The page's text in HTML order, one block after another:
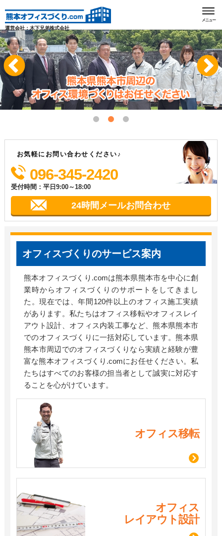
運営会社：木下兄弟株式会社
メニュー
お気軽にお問い合わせください♪
096-345-2420
受付時間：平日9:00～18:00
24時間メールお問合わせ
オフィスづくりのサービス案内
熊本オフィスづくり.comは熊本県熊本市を中心に創
業時からオフィスづくりのサポートをしてきまし
た。現在では、年間120件以上のオフィス施工実績
があります。私たちはオフィス移転やオフィスレイ
アウト設計、オフィス内装工事など、熊本県熊本市
でのオフィスづくりに一括対応しています。熊本県
熊本市周辺でのオフィスづくりなら実績と経験が豊
富な熊本オフィスづくり.comにお任せください。私
たちはすべてのお客様の担当者として誠実に対応す
ることを心がけています。
オフィス移転
オフィス
レイアウト設計